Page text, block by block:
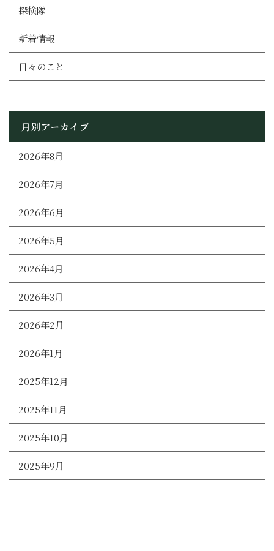
探検隊
新着情報
日々のこと
月別アーカイブ
2026年8月
2026年7月
2026年6月
2026年5月
2026年4月
2026年3月
2026年2月
2026年1月
2025年12月
2025年11月
2025年10月
2025年9月